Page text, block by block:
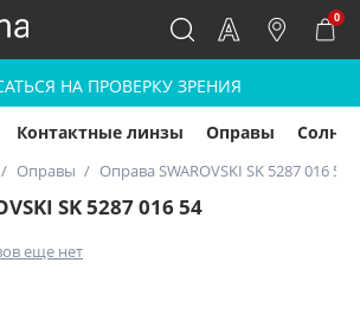
0
НА ПРОВЕРКУ ЗРЕНИЯ
Контактные линзы Оправы
Оправы Оправа SWAROVSKI SK 5287 016 54
SK 5287 016 54
еще нет